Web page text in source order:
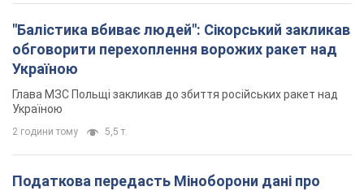
"Балістика вбиває людей": Сікорський закликав
обговорити перехоплення ворожих ракет над
Україною
Глава МЗС Польщі закликав до збиття російських ракет над
Україною
2 години тому 5,5 т.
Податкова передасть Міноборони дані про